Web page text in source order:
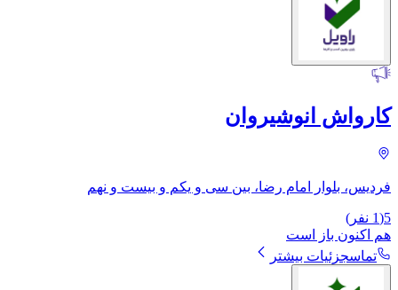
کارواش انوشیروان
فردیس، بلوار امام رضا، بین سی و یکم و بیست و نهم
5
(
1 نفر)
هم اکنون باز است
تماسجزئیات بیشتر